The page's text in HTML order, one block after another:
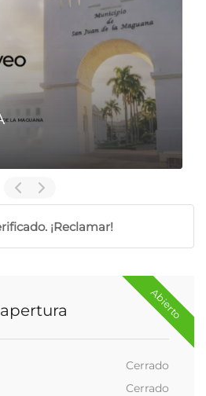
¡Reclamar!
Abierto
Cerrado
Cerrado